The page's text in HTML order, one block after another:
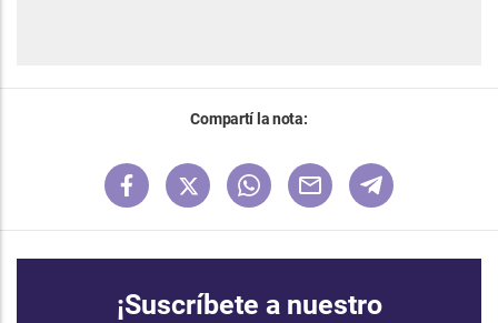
Compartí la nota:
¡Suscríbete a nuestro